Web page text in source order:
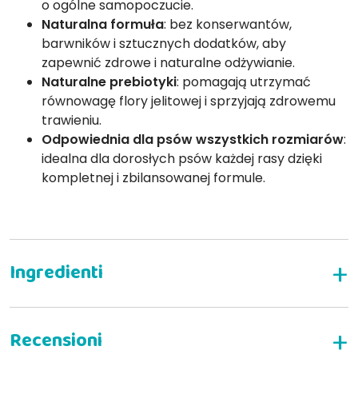
o ogólne samopoczucie.
Naturalna formuła: bez konserwantów,
barwników i sztucznych dodatków, aby
zapewnić zdrowe i naturalne odżywianie.
Naturalne prebiotyki: pomagają utrzymać
równowagę flory jelitowej i sprzyjają zdrowemu
trawieniu.
Odpowiednia dla psów wszystkich rozmiarów:
idealna dla dorosłych psów każdej rasy dzięki
kompletnej i zbilansowanej formule.